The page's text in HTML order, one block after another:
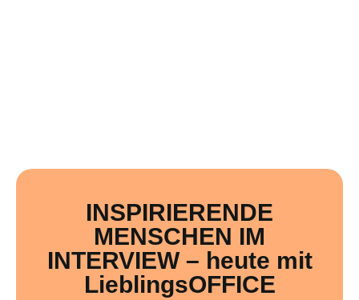
INSPIRIERENDE
MENSCHEN IM
INTERVIEW – heute mit
LieblingsOFFICE